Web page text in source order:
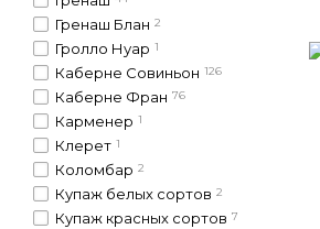
Гренаш Блан 2
Гролло Нуар 1
Каберне Совиньон 126
Каберне Фран 76
Карменер 1
Клерет 1
Коломбар 2
Купаж белых сортов 2
Купаж красных сортов 7